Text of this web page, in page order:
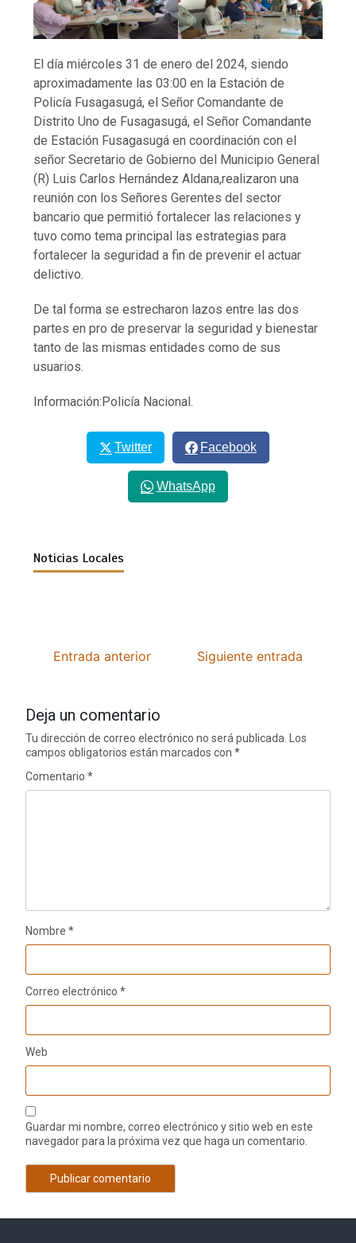
El día miércoles 31 de enero del 2024, siendo
aproximadamente las 03:00 en la Estación de
Policía Fusagasugá, el Señor Comandante de
Distrito Uno de Fusagasugá, el Señor Comandante
de Estación Fusagasugá en coordinación con el
señor Secretario de Gobierno del Municipio General
(R) Luis Carlos Hernández Aldana,realizaron una
reunión con los Señores Gerentes del sector
bancario que permitiófortalecer las relaciones y
tuvo como tema principal las estrategias para
fortalecer la seguridad a fin de prevenir el actuar
delictivo.
De tal forma se estrecharon lazos entre las dos
partes en pro de preservar la seguridad y bienestar
tanto de las mismas entidades como de sus
usuarios.
Información:Policía Nacional.
Twitter Facebook
WhatsApp
Noticias Locales
Entrada anterior Siguiente entrada
Deja un comentario
Tu dirección de correo electrónico no será publicada.
Los
campos obligatorios están marcados con*
Comentario*
Nombre*
Correo electrónico*
Web
Guardar mi nombre, correo electrónico y sitio web en este
navegador para la próxima vez que haga un comentario.